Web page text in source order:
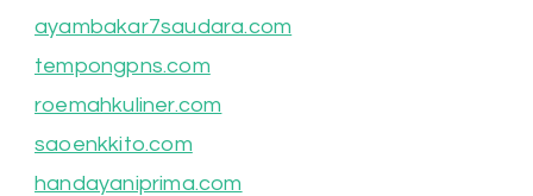
ayambakar7saudara.com
tempongpns.com
roemahkuliner.com
saoenkkito.com
handayaniprima.com